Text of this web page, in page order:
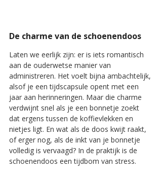
De charme van de schoenendoos
Laten we eerlijk zijn: er is iets romantisch
aan de ouderwetse manier van
administreren. Het voelt bijna ambachtelijk,
alsof je een tijdscapsule opent met een
jaar aan herinneringen. Maar die charme
verdwijnt snel als je een bonnetje zoekt
dat ergens tussen de koffievlekken en
nietjes ligt. En wat als de doos kwijt raakt,
of erger nog, als de inkt van je bonnetje
volledig is vervaagd? In de praktijk is de
schoenendoos een tijdbom van stress.